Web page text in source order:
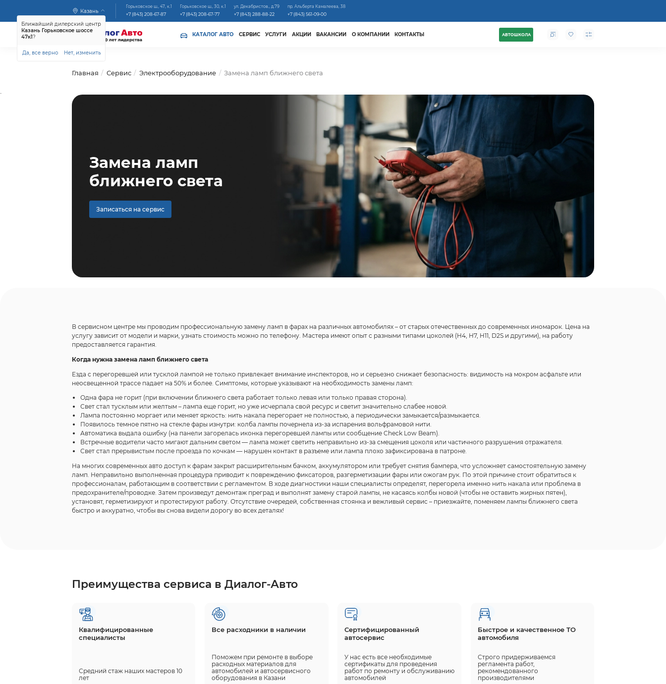
Казань
Ближайший дилерский центр
Казань Горьковское шоссе
47к1?
Да, все верно Нет, изменить
Горьковское ш., 47, к.1
+7 (843) 208-67-87
Горьковское ш., 30, к.1
+7 (843) 208-67-77
ул. Декабристов., д.79
+7 (843) 288-88-22
пр. Альберта Камалеева, 38
+7 (843) 561-09-00
КАТАЛОГ АВТО СЕРВИС УСЛУГИ АКЦИИ ВАКАНСИИ О КОМПАНИИ КОНТАКТЫ АВТОШКОЛА
Главная Сервис Электрооборудование Замена ламп ближнего света
Замена ламп
ближнего света
Записаться на сервис
В сервисном центре мы проводим профессиональную замену ламп в фарах на различных автомобилях – от старых отечественных до современных иномарок. Цена на
услугу зависит от модели и марки, узнать стоимость можно по телефону. Мастера имеют опыт с разными типами цоколей (H4, H7, H11, D2S и другими), на работу
предоставляется гарантия.
Когда нужна замена ламп ближнего света
Езда с перегоревшей или тусклой лампой не только привлекает внимание инспекторов, но и серьезно снижает безопасность: видимость на мокром асфальте или
неосвещенной трассе падает на 50% и более. Симптомы, которые указывают на необходимость замены ламп:
Одна фара не горит (при включении ближнего света работает только левая или только правая сторона).
Свет стал тусклым или желтым – лампа еще горит, но уже исчерпала свой ресурс и светит значительно слабее новой.
Лампа постоянно моргает или меняет яркость: нить накала перегорает не полностью, а периодически замыкается/размыкается.
Появилось темное пятно на стекле фары изнутри: колба лампы почернела из-за испарения вольфрамовой нити.
Автоматика выдала ошибку (на панели загорелась иконка перегоревшей лампы или сообщение Check Low Beam).
Встречные водители часто мигают дальним светом — лампа может светить неправильно из-за смещения цоколя или частичного разрушения отражателя.
Свет стал прерывистым после проезда по кочкам — нарушен контакт в разъеме или лампа плохо зафиксирована в патроне.
На многих современных авто доступ к фарам закрыт расширительным бачком, аккумулятором или требует снятия бампера, что усложняет самостоятельную замену
ламп. Неправильно выполненная процедура приводит к повреждению фиксаторов, разгерметизации фары или ожогам рук. По этой причине стоит обратиться к
профессионалам, работающим в соответствии с регламентом. В ходе диагностики наши специалисты определят, перегорела именно нить накала или проблема в
предохранителе/проводке. Затем произведут демонтаж преград и выполнят замену старой лампы, не касаясь колбы новой (чтобы не оставить жирных пятен),
установят, герметизируют и протестируют работу. Отсутствие очередей, собственная стоянка и вежливый сервис – приезжайте, поменяем лампы ближнего света
быстро и аккуратно, чтобы вы снова видели дорогу во всех деталях!
Преимущества сервиса в Диалог-Авто
Квалифицированные
специалисты
Средний стаж наших мастеров 10
лет
Все расходники в наличии
Поможем при ремонте в выборе
расходных материалов для
автомобилей и автосервисного
оборудования в Казани
Сертифицированный
автосервис
У нас есть все необходимые
сертификаты для проведения
работ по ремонту и обслуживанию
автомобилей
Быстрое и качественное ТО
автомобиля
Строго придерживаемся
регламента работ,
рекомендованного
производителями